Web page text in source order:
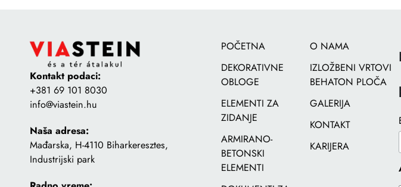
Kontakt podaci:
+381 69 101 8030
info@viastein.hu
Naša adresa:
Mađarska, H-4110 Biharkeresztes,
Industrijski park
POČETNA
DEKORATIVNE
OBLOGE
ELEMENTI ZA
ZIDANJE
ARMIRANO-
BETONSKI
ELEMENTI
O NAMA
IZLOŽBENI VRTOVI
BEHATON PLOČA
GALERIJA
KONTAKT
KARIJERA